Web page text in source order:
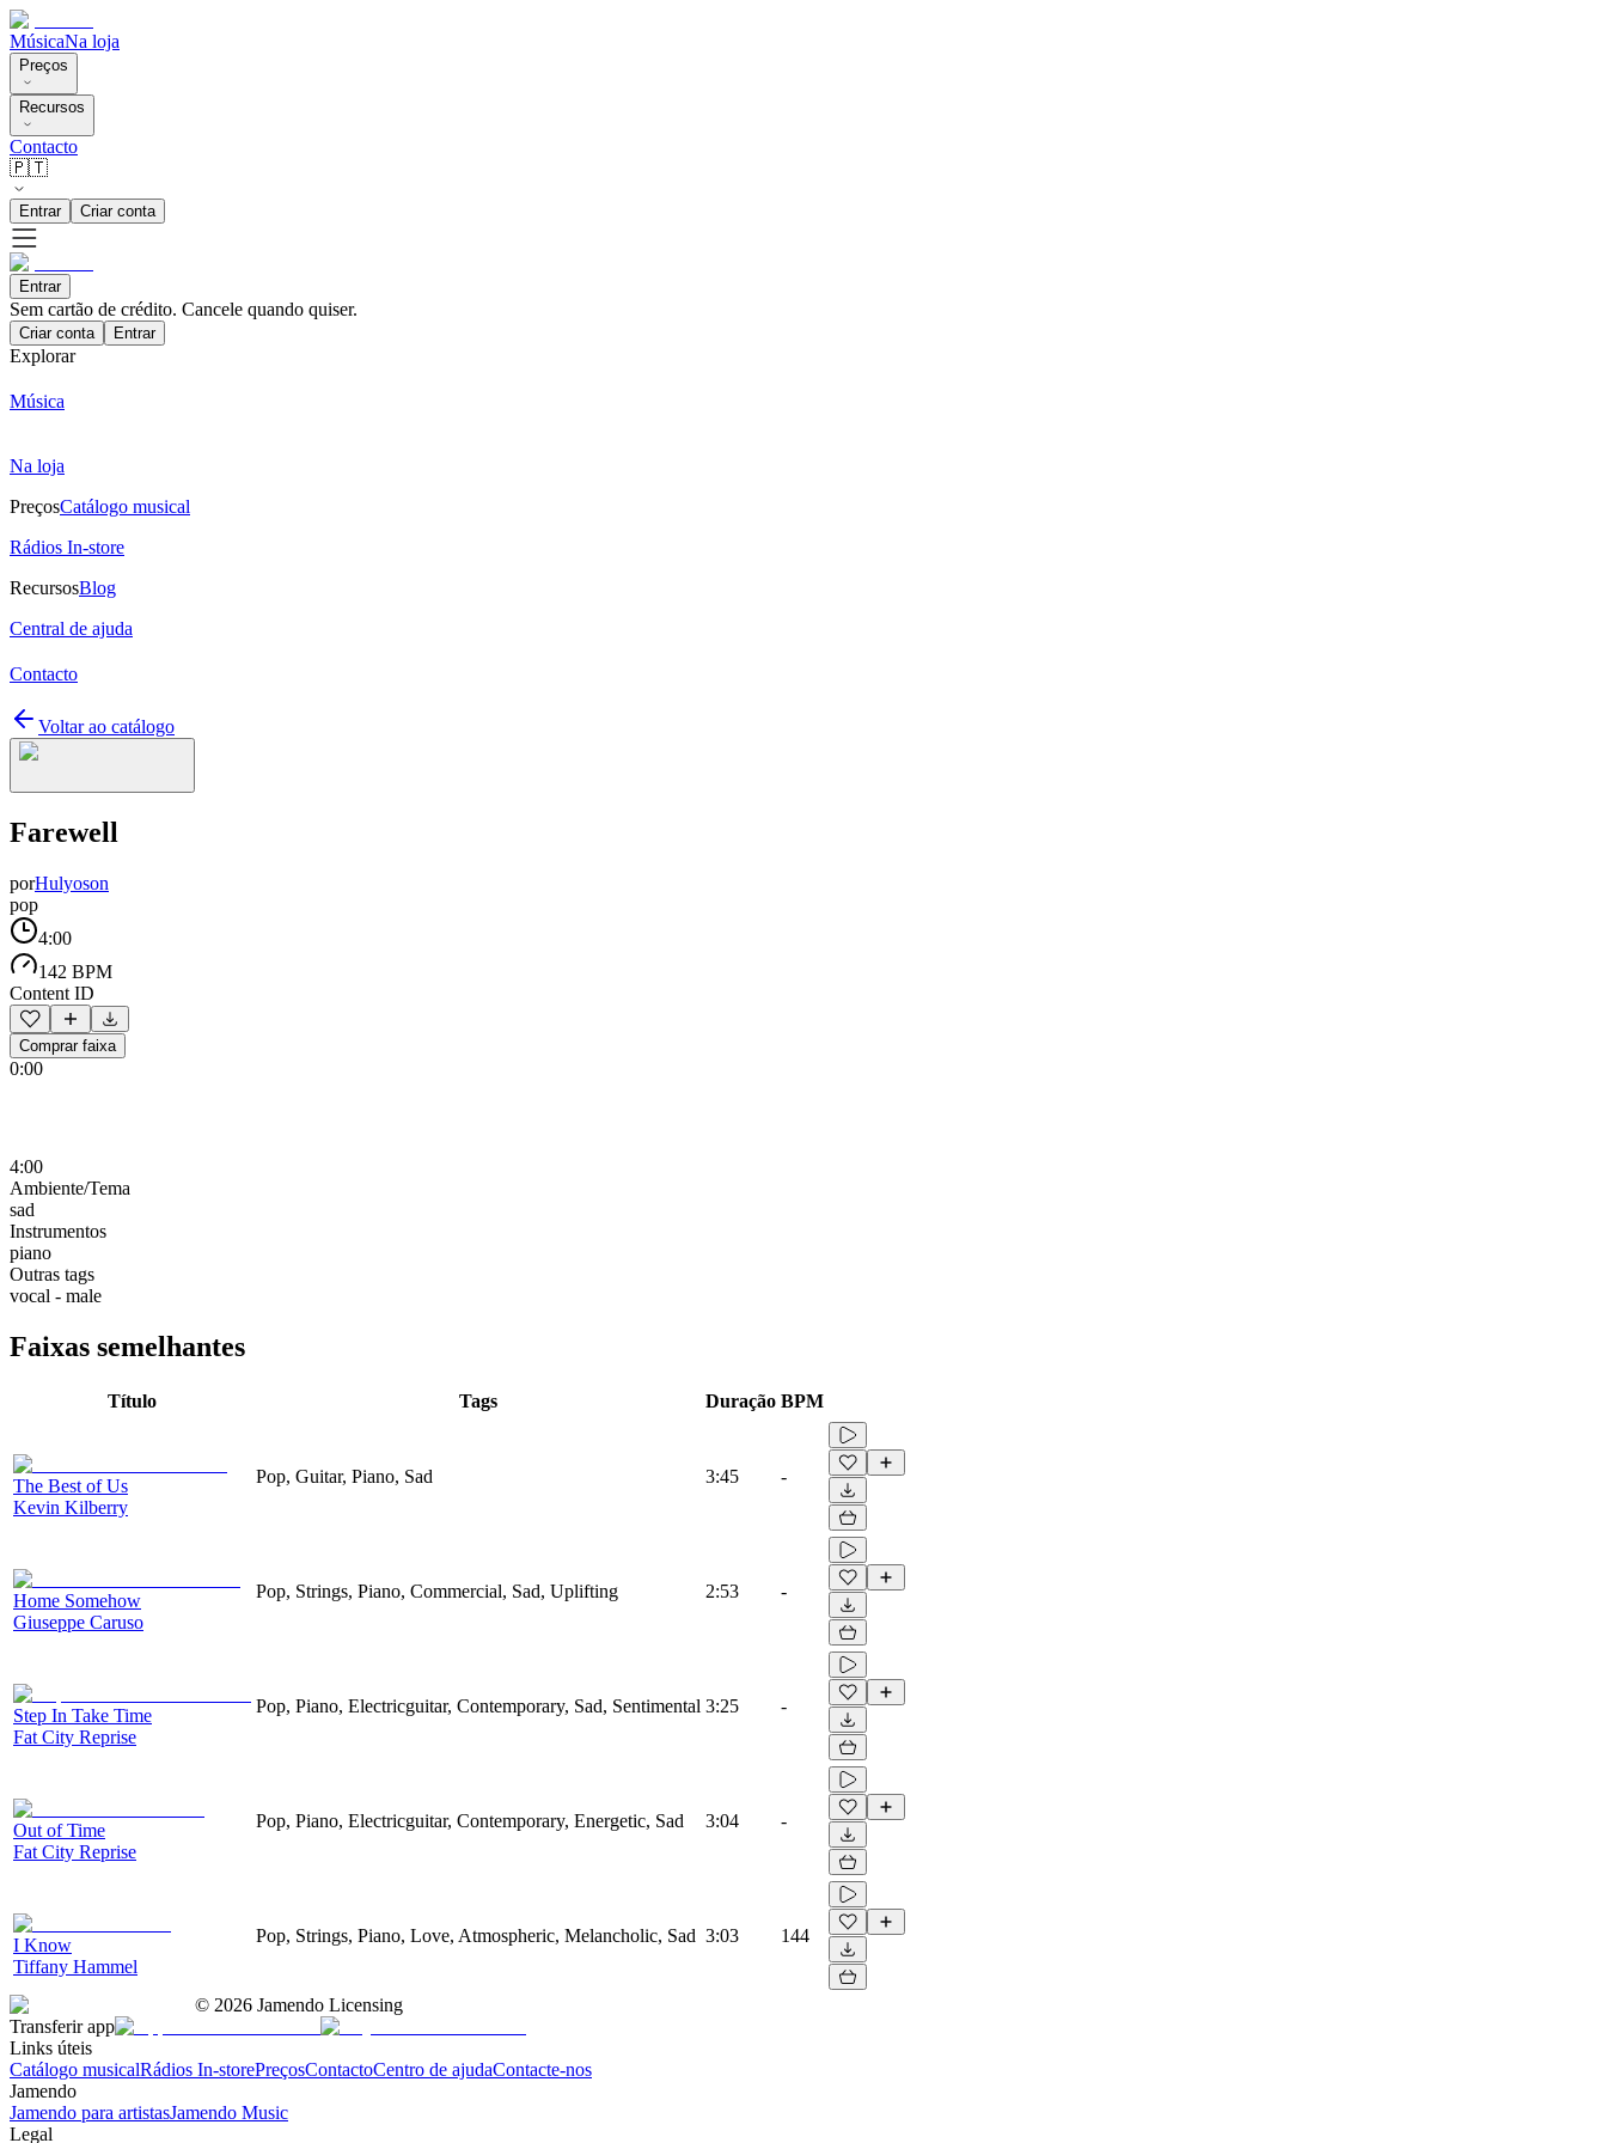
MúsicaNa loja
Preços
Recursos
Contacto
🇵🇹
Entrar Criar conta
Entrar
Sem cartão de crédito. Cancele quando quiser.
Criar conta Entrar
Explorar
Música
Na loja
PreçosCatálogo musical
Rádios In-store
RecursosBlog
Central de ajuda
Contacto
Voltar ao catálogo
Farewell
porHulyoson
pop
4:00
142 BPM
Content ID
Comprar faixa
0:00
4:00
Ambiente/Tema
sad
Instrumentos
piano
Outras tags
vocal - male
Faixas semelhantes
Título Tags Duração BPM
The Best of Us
Kevin Kilberry
Pop, Guitar, Piano, Sad 3:45 -
Home Somehow
Giuseppe Caruso
Pop, Strings, Piano, Commercial, Sad, Uplifting 2:53 -
Step In Take Time
Fat City Reprise
Pop, Piano, Electricguitar, Contemporary, Sad, Sentimental 3:25 -
Out of Time
Fat City Reprise
Pop, Piano, Electricguitar, Contemporary, Energetic, Sad 3:04 -
I Know
Tiffany Hammel
Pop, Strings, Piano, Love, Atmospheric, Melancholic, Sad 3:03 144
© 2026 Jamendo Licensing
Transferir app
Links úteis
Catálogo musicalRádios In-storePreçosContactoCentro de ajudaContacte-nos
Jamendo
Jamendo para artistasJamendo Music
Legal